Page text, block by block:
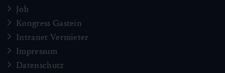
Job
Kongress Gastein
Intranet Vermieter
Impressum
Datenschutz